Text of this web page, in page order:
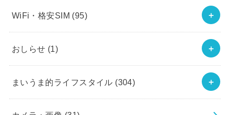
WiFi・格安SIM (95)
おしらせ (1)
まいうま的ライフスタイル (304)